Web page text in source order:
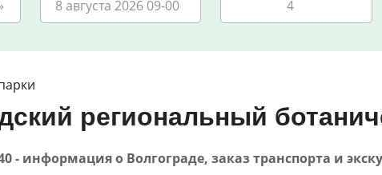
8 августа 2026 09-00
региональный
40 - информация о Волгограде, заказ транспорта и